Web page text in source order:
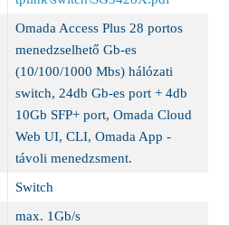
Omada Access Plus 28 portos
menedzselhető Gb-es
(10/100/1000 Mbs) hálózati
switch, 24db Gb-es port + 4db
10Gb SFP+ port, Omada Cloud
Web UI, CLI, Omada App -
távoli menedzsment.
Switch
max. 1Gb/s